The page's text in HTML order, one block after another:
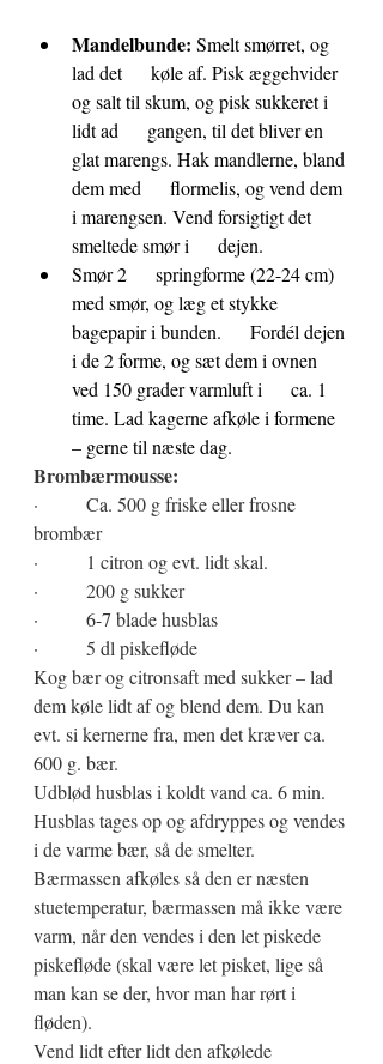
Mandelbunde: Smelt smørret, og
lad det      køle af. Pisk æggehvider
og salt til skum, og pisk sukkeret i
lidt ad      gangen, til det bliver en
glat marengs. Hak mandlerne, bland
dem med      flormelis, og vend dem
i marengsen. Vend forsigtigt det
smeltede smør i      dejen.
Smør 2      springforme (22-24 cm)
med smør, og læg et stykke
bagepapir i bunden.      Fordél dejen
i de 2 forme, og sæt dem i ovnen
ved 150 grader varmluft i      ca. 1
time. Lad kagerne afkøle i formene
– gerne til næste dag.
Brombærmousse:
·          Ca. 500 g friske eller frosne
brombær
·          1 citron og evt. lidt skal.
·          200 g sukker
·          6-7 blade husblas
·          5 dl piskefløde
Kog bær og citronsaft med sukker – lad
dem køle lidt af og blend dem. Du kan
evt. si kernerne fra, men det kræver ca.
600 g. bær.
Udblød husblas i koldt vand ca. 6 min.
Husblas tages op og afdryppes og vendes
i de varme bær, så de smelter.
Bærmassen afkøles så den er næsten
stuetemperatur, bærmassen må ikke være
varm, når den vendes i den let piskede
piskefløde (skal være let pisket, lige så
man kan se der, hvor man har rørt i
fløden).
Vend lidt efter lidt den afkølede